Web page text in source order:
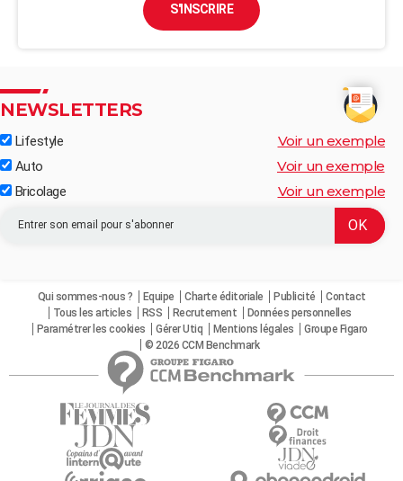
S'INSCRIRE
NEWSLETTERS
Lifestyle Voir un exemple
Auto Voir un exemple
Bricolage Voir un exemple
Qui sommes-nous ? Equipe Charte éditoriale Publicité
Contact
Tous les articles
RSS Recrutement
Données personnelles
Paramétrer les cookies
Gérer Utiq Mentions légales
Groupe Figaro
© 2026 CCM Benchmark